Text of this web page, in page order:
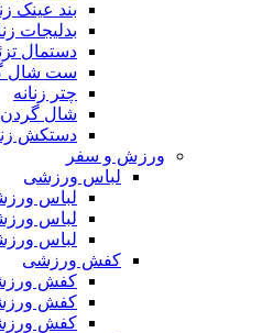
بند عینک
بدلیجات
دستمال
ست شال
چتر زنانه
شال گردن
دستکش
ورزش و سفر
لباس ورزشی
لباس
لباس
لباس
کفش ورزشی
کفش
کفش
کفش